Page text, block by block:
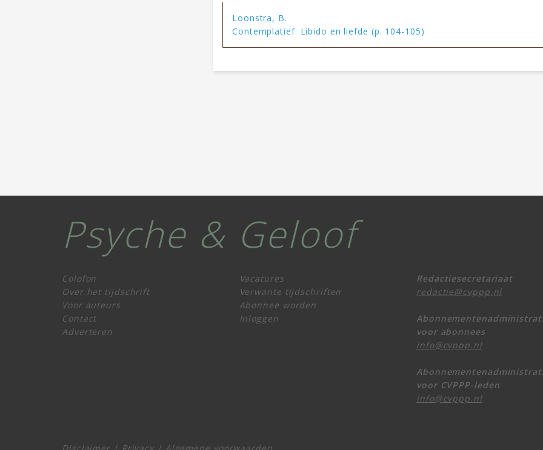
Loonstra, B.
Contemplatief: Libido en liefde (p. 104-105)
Psyche & Geloof
Colofon
Over het tijdschrift
Voor auteurs
Contact
Adverteren
Vacatures
Verwante tijdschriften
Abonnee worden
Inloggen
Redactiesecretariaat
redactie@cvppp.nl
voor abonnees
info@cvppp.nl
voor CVPPP-leden
info@cvppp.nl